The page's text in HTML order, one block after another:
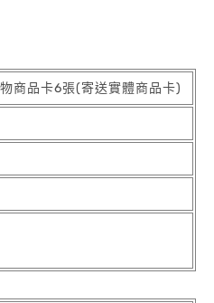
商品卡6張(寄送實體商品卡)